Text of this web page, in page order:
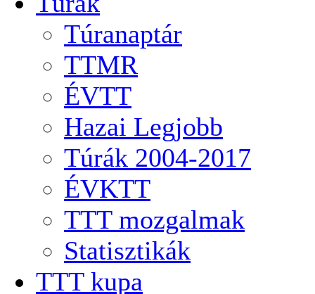
Túranaptár
TTMR
ÉVTT
Hazai Legjobb
Túrák 2004-2017
ÉVKTT
TTT mozgalmak
Statisztikák
TTT kupa